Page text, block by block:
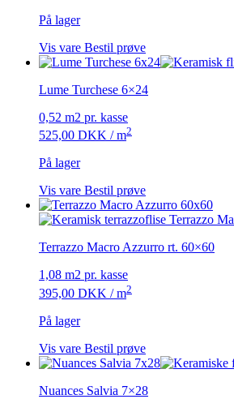
På lager
Vis vare Bestil prøve
Lume Turchese 6×24
0,52 m2 pr. kasse
525,00 DKK / m2
På lager
Vis vare Bestil prøve
Terrazzo Macro Azzurro rt. 60×60
1,08 m2 pr. kasse
395,00 DKK / m2
På lager
Vis vare Bestil prøve
Nuances Salvia 7×28